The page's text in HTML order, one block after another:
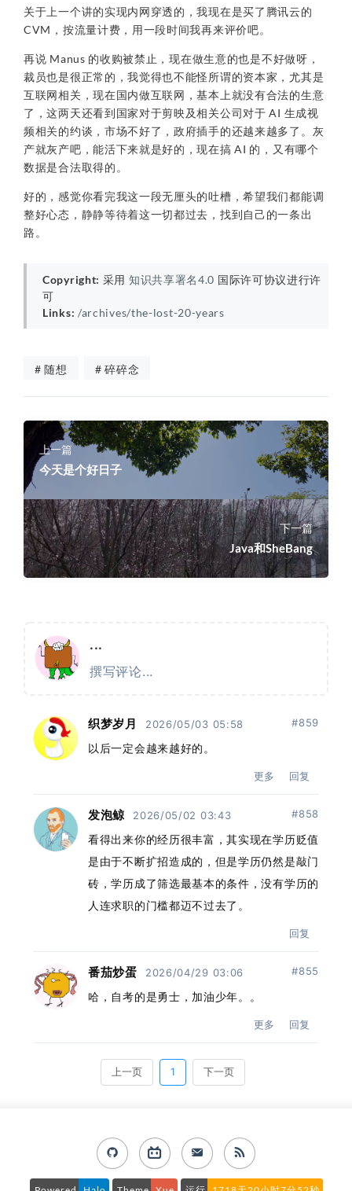
关于上一个讲的实现内网穿透的，我现在是买了腾讯云的
CVM，按流量计费，用一段时间我再来评价吧。
再说 Manus 的收购被禁止，现在做生意的也是不好做呀，
裁员也是很正常的，我觉得也不能怪所谓的资本家，尤其是
互联网相关，现在国内做互联网，基本上就没有合法的生意
了，这两天还看到国家对于剪映及相关公司对于 AI 生成视
频相关的约谈，市场不好了，政府插手的还越来越多了。灰
产就灰产吧，能活下来就是好的，现在搞 AI 的，又有哪个
数据是合法取得的。
好的，感觉你看完我这一段无厘头的吐槽，希望我们都能调
整好心态，静静等待着这一切都过去，找到自己的一条出
路。
Copyright: 采用 知识共享署名4.0 国际许可协议进行许
可
Links: /archives/the-lost-20-years
# 随想 # 碎碎念
上一篇
今天是个好日子
下一篇
Java和SheBang